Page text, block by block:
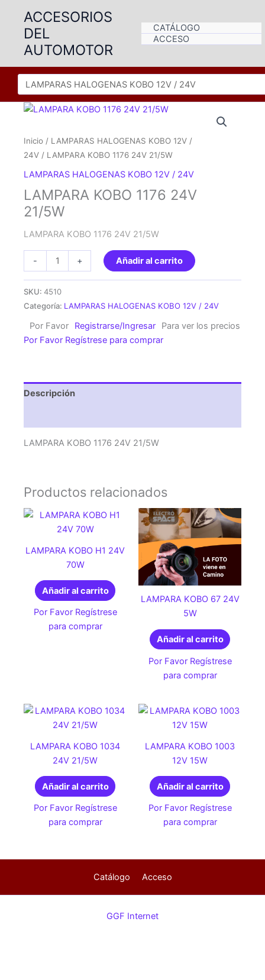
contenido
ACCESORIOS
DEL
AUTOMOTOR
CATÁLOGO
ACCESO
Inicio / LAMPARAS HALOGENAS KOBO 12V /
24V / LAMPARA KOBO 1176 24V 21/5W
LAMPARAS HALOGENAS KOBO 12V / 24V
LAMPARA KOBO 1176 24V
21/5W
LAMPARA KOBO 1176 24V 21/5W
-
LAMPARA
KOBO
21/5W
cantidad
+ Añadir al carrito
SKU: 4510
Categoría: LAMPARAS HALOGENAS KOBO 12V / 24V
Por Favor Registrarse/Ingresar
Para ver los precios
Por Favor Regístrese para comprar
Descripción
LAMPARA KOBO 1176 24V 21/5W
Productos relacionados
LAMPARA KOBO H1 24V
70W
Añadir al carrito
Por Favor Regístrese
para comprar
LAMPARA KOBO 67 24V
5W
Añadir al carrito
Por Favor Regístrese
para comprar
LAMPARA KOBO 1034
24V 21/5W
Añadir al carrito
Por Favor Regístrese
para comprar
LAMPARA KOBO 1003
12V 15W
Añadir al carrito
Por Favor Regístrese
para comprar
Catálogo Acceso
GGF Internet